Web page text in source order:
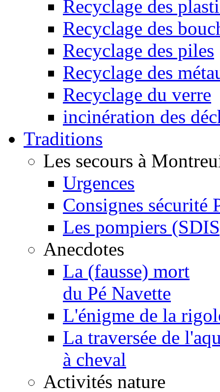
Recyclage des
Recyclage des
Recyclage des piles
Recyclage des
Recyclage du verre
incinération des
Traditions
Les secours à
Urgences
Consignes sécurité
Les pompiers
Anecdotes
La (fausse) mort
du Pé Navette
L'énigme de la
La traversée de
à cheval
Activités nature